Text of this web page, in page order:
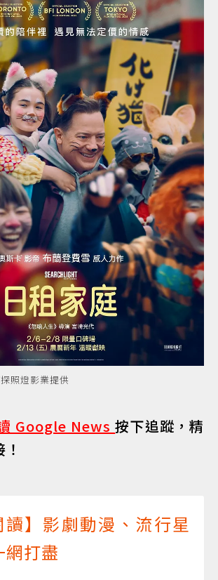
照燈影業提供
Google News按下追蹤，精
讀】影劇動漫、流行星
網打盡